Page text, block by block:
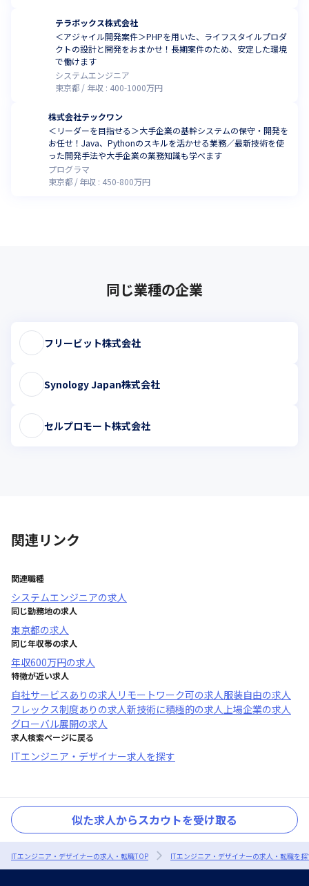
テラボックス株式会社
＜アジャイル開発案件＞PHPを用いた、ライフスタイルプロダ
クトの設計と開発をおまかせ！長期案件のため、安定した環境
で働けます
システムエンジニア
東京都
年収 : 400-1000万円
株式会社テックワン
＜リーダーを目指せる＞大手企業の基幹システムの保守・開発を
お任せ！Java、Pythonのスキルを活かせる業務／最新技術を使
った開発手法や大手企業の業務知識も学べます
プログラマ
東京都
年収 : 450-800万円
同じ業種の企業
フリービット株式会社
Synology Japan株式会社
セルプロモート株式会社
関連リンク
関連職種
システムエンジニアの求人
同じ勤務地の求人
東京都の求人
同じ年収帯の求人
年収600万円の求人
特徴が近い求人
自社サービスあり の求人 リモートワーク可の求人服装自由の求人
フレックス制度あり の求人新技術に積極的の求人上場企業の求人
グローバル展開の求人
求人検索ページに戻る
ITエンジニア・デザイナー求人を探す
似た求人からスカウトを受け取る
ITエンジニア・デザイナーの求人・転職TOP ITエンジニア・デザイナーの求人・転職を